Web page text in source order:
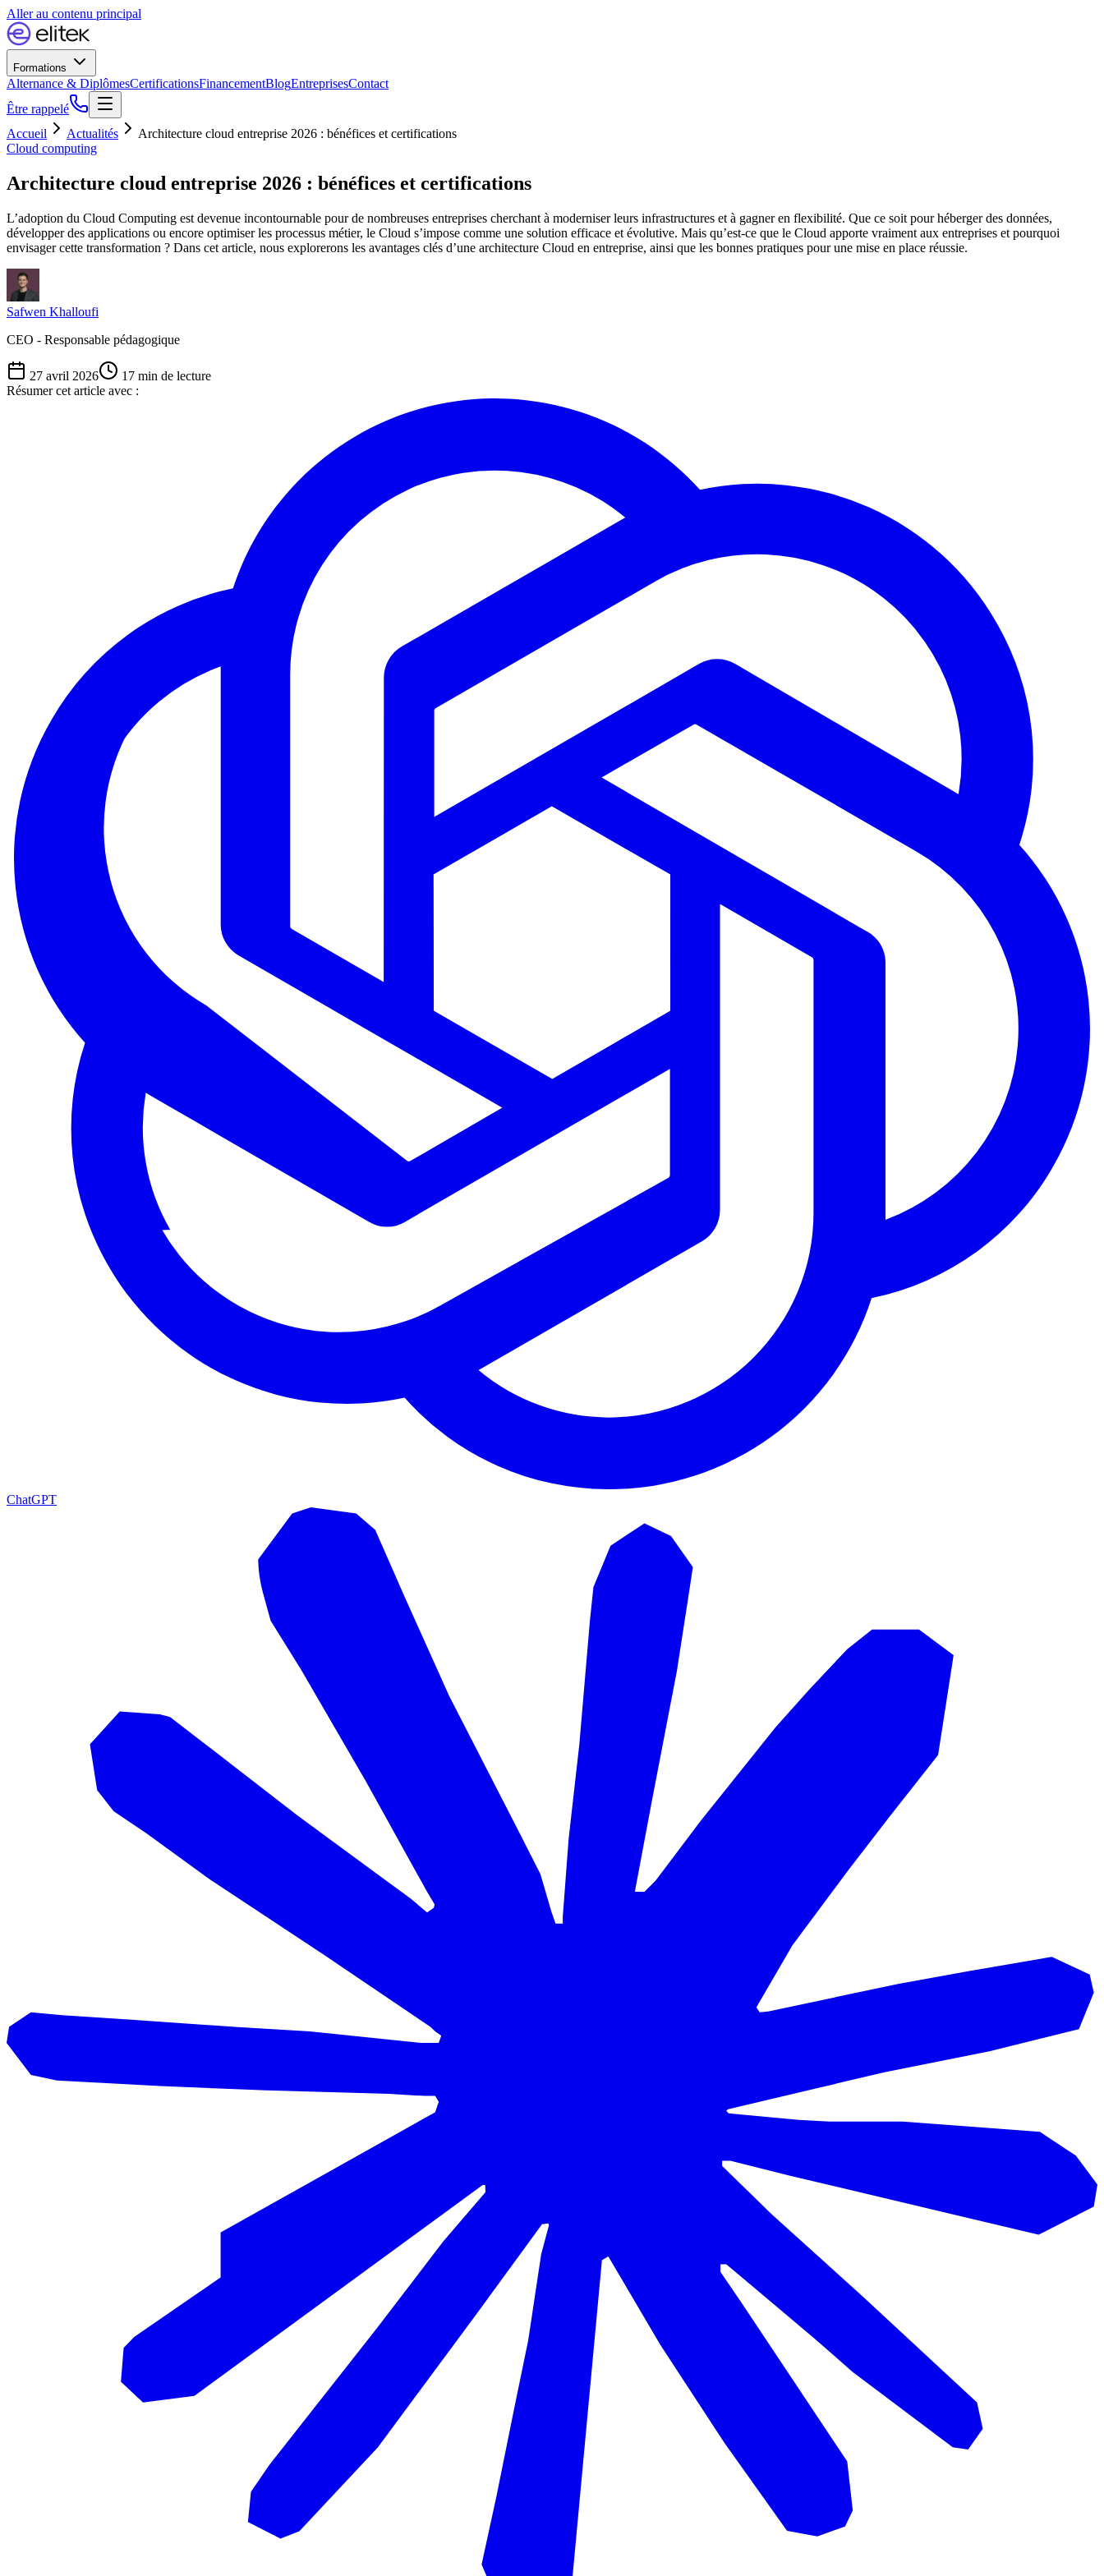
Aller au contenu principal
Formations
Alternance & DiplômesCertificationsFinancementBlogEntreprisesContact
Être rappelé
Accueil
Actualités
Architecture cloud entreprise 2026 : bénéfices et certifications
Cloud computing
Architecture cloud entreprise 2026 : bénéfices et certifications
L’adoption du Cloud Computing est devenue incontournable pour de nombreuses entreprises cherchant à moderniser leurs infrastructures et à gagner en flexibilité. Que ce soit pour héberger des données,
développer des applications ou encore optimiser les processus métier, le Cloud s’impose comme une solution efficace et évolutive. Mais qu’est-ce que le Cloud apporte vraiment aux entreprises et pourquoi
envisager cette transformation ? Dans cet article, nous explorerons les avantages clés d’une architecture Cloud en entreprise, ainsi que les bonnes pratiques pour une mise en place réussie.
Safwen Khalloufi
CEO - Responsable pédagogique
27 avril 2026 17 min de lecture
Résumer cet article avec :
ChatGPT